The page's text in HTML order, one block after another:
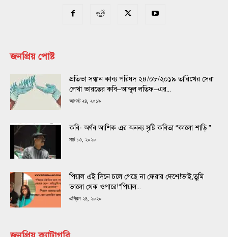
জনপ্রিয় পোষ্ট
প্রতিভা সন্ধান কাব্য পরিষদ ২৪/০৮/২০১৯ তারিখের সেরা
লেখা ভারতের কবি–আব্দুল লতিফ–এর...
আগস্ট ২৪, ২০১৯
কবি- অর্ণব আশিক এর অনন্য সৃষ্টি কবিতা “কালো শাড়ি ”
মার্চ ১৩, ২০২০
পিয়াল এই দিনে চলে গেছে না ফেরার দেশে!ভাই,তুমি
ভালো থেক ওপারে!“পিয়াল...
এপ্রিল ২৪, ২০২০